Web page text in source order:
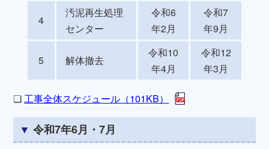
4
汚泥再生処理
センター
令和6
年2月
令和7
年9月
5 解体撤去
令和10
年4月
令和12
年3月
❏ 工事全体スケジュール（101KB）
令和7年6月・7月